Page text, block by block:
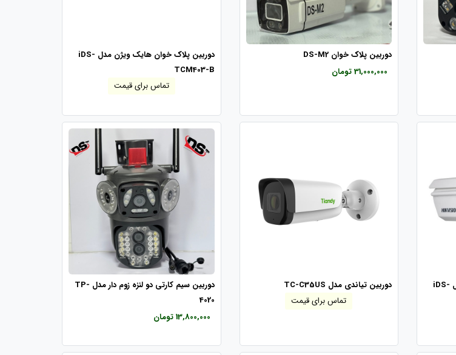
دوربین پلاک خوان DS-M2
31,000,000 تومان
دوربین پلاک خوان هایک ویژن مدل iDS-
TCM403-B
تماس برای قیمت
دوربین پلاک خوان هایک ویژن مدل iDS-
دوربین تیاندی مدل TC-C35US
تماس برای قیمت
دوربین سیم کارتی دو لنزه زوم دار مدل TP-
4020
13,800,000 تومان